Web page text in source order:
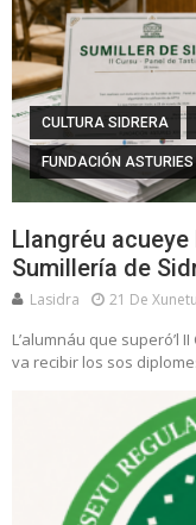
CULTURA SIDRERA
FUNDACIÓN ASTURIES
Llangréu
Sumillería de
Lasidra 21 De
L’alumnáu que superó’l
va recibir los sos